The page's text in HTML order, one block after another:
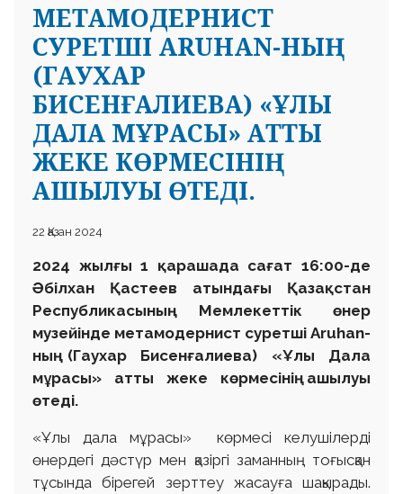
MЕТАМОДЕРНИСТ
СУРЕТШІ ARUHAN-НЫҢ
(ГАУХАР
БИСЕНҒАЛИЕВА) «ҰЛЫ
ДАЛА МҰРАСЫ» АТТЫ
ЖЕКЕ КӨРМЕСІНІҢ
АШЫЛУЫ ӨТЕДІ.
22 Қазан 2024
2024 жылғы 1 қарашада сағат 16:00-де
Әбілхан Қастеев атындағы Қазақстан
Республикасының Мемлекеттік өнер
музейінде метамодернист суретші Aruhan-
ның (Гаухар Бисенғалиева) «Ұлы Дала
мұрасы» атты жеке көрмесінің ашылуы
өтеді.
«Ұлы дала мұрасы» көрмесі келушілерді
өнердегі дәстүр мен қазіргі заманның тоғысқан
тұсында бірегей зерттеу жасауға шақырады.